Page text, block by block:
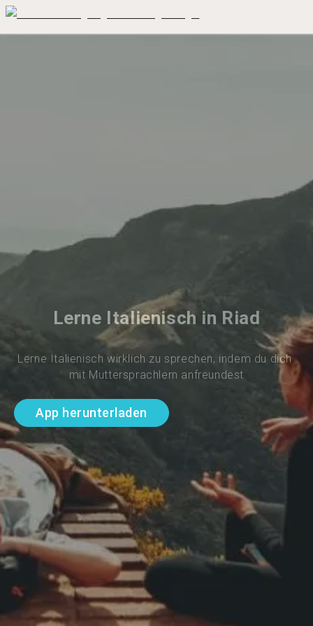
Lerne Italienisch in Riad
Lerne Italienisch wirklich zu sprechen, indem du dich
mit Muttersprachlern anfreundest
App herunterladen